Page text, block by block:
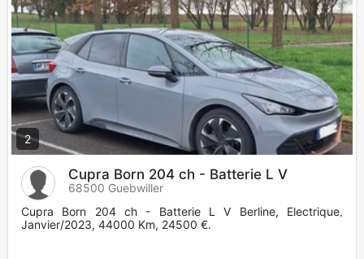
2
Cupra Born 204 ch - Batterie L V
68500 Guebwiller
Cupra Born 204 ch - Batterie L V Berline, Electrique,
Janvier/2023, 44000 Km, 24500 €.